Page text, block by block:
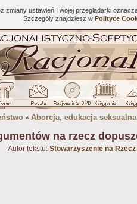
ustawień Twojej przeglądarki
Szczegóły znajdziesz w Polityce
» Aborcja, edukacja seksualna
na rzecz
Autor tekstu: Stowarzyszenie na